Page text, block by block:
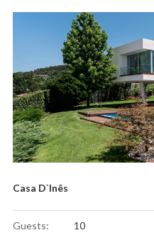
Casa D`Inês
Guests: 10